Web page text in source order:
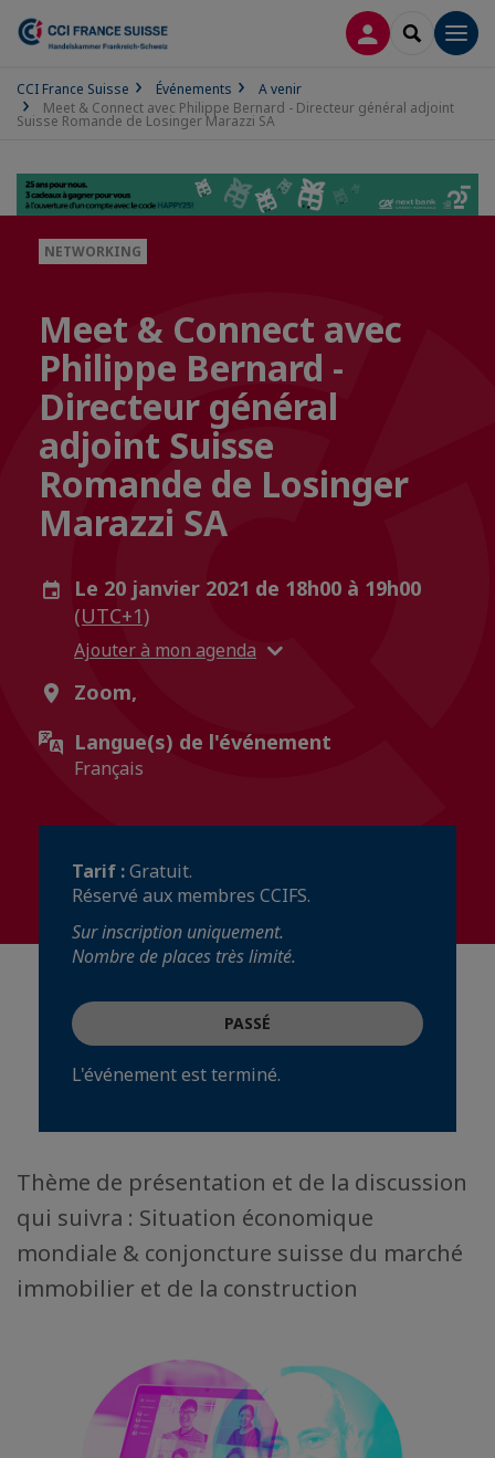
CONNEXION
CCI France Suisse Événements
A venir
Meet & Connect avec Philippe Bernard - Directeur général adjoint
Suisse Romande de Losinger Marazzi SA
NETWORKING
Meet & Connect avec
Philippe Bernard -
Directeur général
adjoint Suisse
Romande de Losinger
Marazzi SA
Le 20 janvier 2021 de 18h00 à 19h00
(UTC+1)
Ajouter à mon agenda
Zoom,
Langue(s) de l'événement
Français
Tarif :Gratuit.
Réservé aux membres CCIFS.
Sur inscription uniquement.
Nombre de places très limité.
PASSÉ
L'événement est terminé.
Thème de présentation et de la discussion
qui suivra : Situation économique
mondiale & conjoncture suisse du marché
immobilier et de la construction